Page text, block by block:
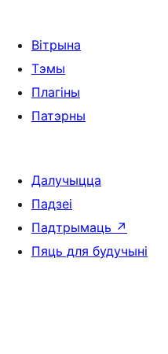
Вітрына
Тэмы
Плагіны
Патэрны
Далучыцца
Падзеі
Падтрымаць ↗
Пяць для будучыні